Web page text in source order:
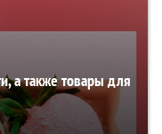
а также товары для